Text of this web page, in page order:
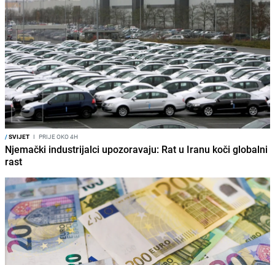
/SVIJET I PRIJE OKO 4H
Njemački industrijalci upozoravaju: Rat u Iranu koči globalni
rast